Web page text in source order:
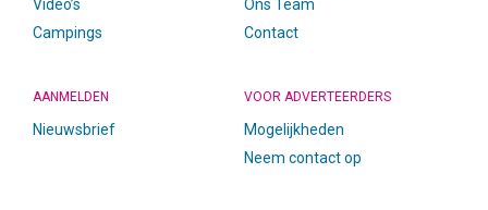
Video’s
Campings
Ons Team
Contact
AANMELDEN
Nieuwsbrief
VOOR ADVERTEERDERS
Mogelijkheden
Neem contact op